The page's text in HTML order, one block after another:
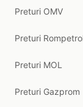
Preturi OMV
Preturi
Preturi MOL
Preturi Gazprom